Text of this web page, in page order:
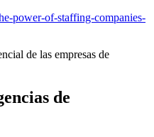
power-of-staffing-companies-
de las empresas de
de